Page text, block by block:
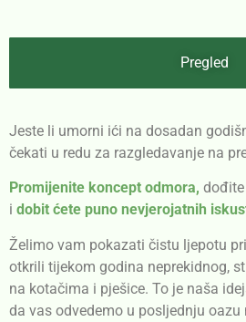
Pregled
Jeste li umorni ići na dosadan
čekati u redu za razgledavanje na
Promijenite koncept odmora,
i dobit ćete puno nevjerojatnih
Želimo vam pokazati čistu ljepotu
otkrili tijekom godina neprekidnog,
na kotačima i pješice. To je naša
da vas odvedemo u posljednju